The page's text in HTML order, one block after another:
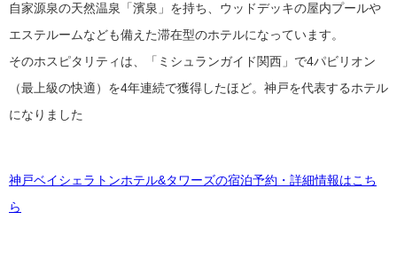
自家源泉の天然温泉「濱泉」を持ち、ウッドデッキの屋内プールや
エステルームなども備えた滞在型のホテルになっています。
そのホスピタリティは、「ミシュランガイド関西」で4パビリオン
（最上級の快適）を4年連続で獲得したほど。神戸を代表するホテル
になりました
神戸ベイシェラトンホテル&タワーズの宿泊予約・詳細情報はこち
ら